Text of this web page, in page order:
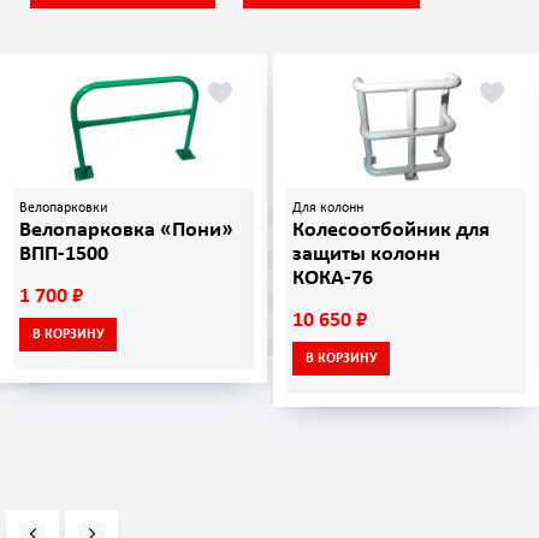
Велопарковки
Велопарковка «Пони»
ВПП-1500
1 700 ₽
В КОРЗИНУ
Для колонн
Колесоотбойник для
защиты колонн
КОКА-76
10 650 ₽
В КОРЗИНУ